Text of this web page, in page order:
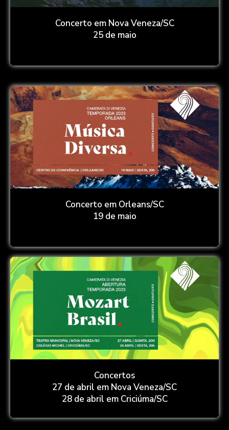
Concerto em Nova Veneza/SC
25 de maio
Concerto em Orleans/SC
19 de maio
Concertos
27 de abril em Nova Veneza/SC
28 de abril em Criciúma/SC